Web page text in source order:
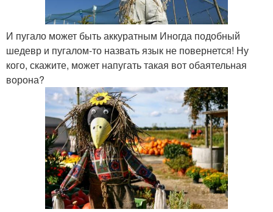
И пугало может быть аккуратным Иногда подобный
шедевр и пугалом-то назвать язык не повернется! Ну
кого, скажите, может напугать такая вот обаятельная
ворона?